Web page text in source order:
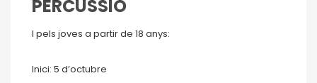
PERCUSSIÓ
I pels joves a partir de 18 anys:
Inici: 5 d’octubre